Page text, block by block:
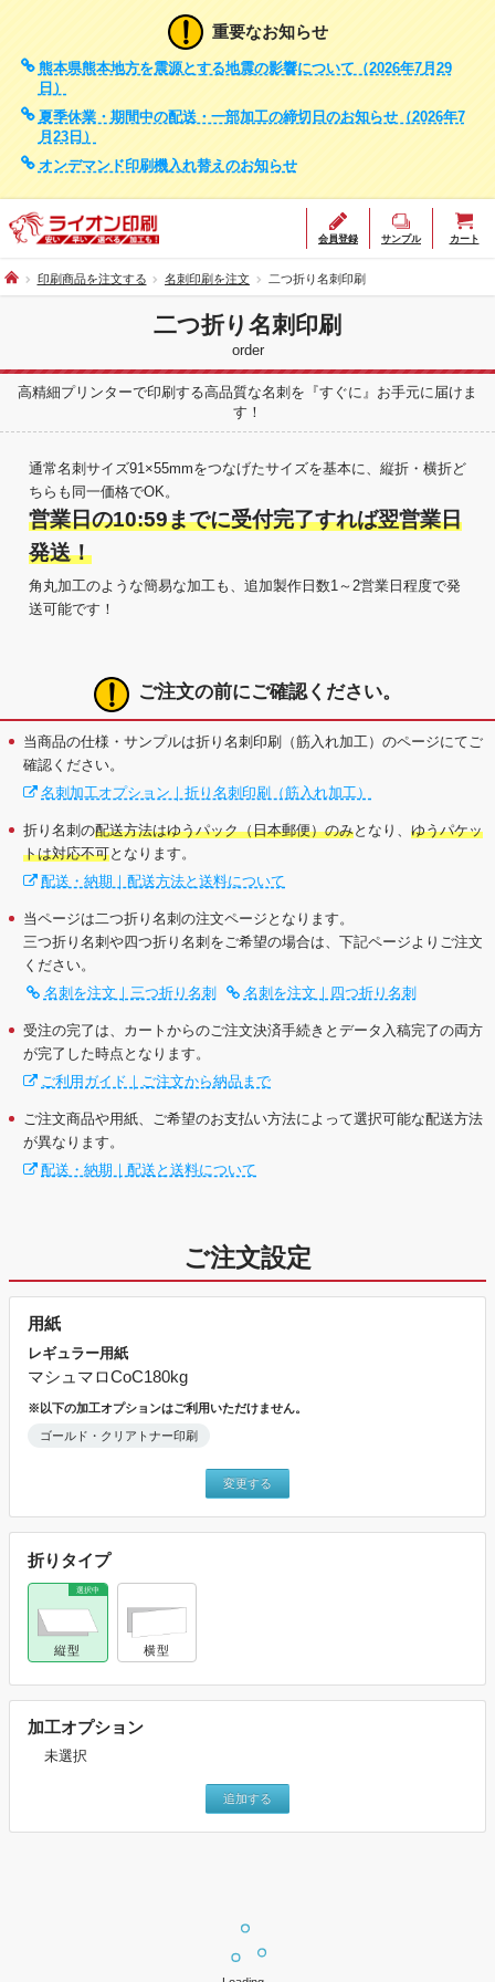
重要なお知らせ
熊本県熊本地方を震源とする地震の影響について（2026年7月29
日）
夏季休業・期間中の配送・一部加工の締切日のお知らせ（2026年7
月23日）
オンデマンド印刷機入れ替えのお知らせ
会員登録 サンプル カート
印刷商品を注文する 名刺印刷を注文 二つ折り名刺印刷
二つ折り名刺印刷
order
高精細プリンターで印刷する高品質な名刺を『すぐに』お手元に届けま
す！
通常名刺サイズ91×55mmをつなげたサイズを基本に、縦折・横折ど
ちらも同一価格でOK。
営業日の10:59までに受付完了すれば翌営業日
発送！
角丸加工のような簡易な加工も、追加製作日数1～2営業日程度で発
送可能です！
ご注文の前にご確認ください。
当商品の仕様・サンプルは折り名刺印刷（筋入れ加工）のページにてご
確認ください。
名刺加工オプション｜折り名刺印刷（筋入れ加工）
折り名刺の配送方法はゆうパック（日本郵便）のみとなり、 ゆうパケッ
トは対応不可となります。
配送・納期｜配送方法と送料について
当ページは二つ折り名刺の注文ページとなります。
三つ折り名刺や四つ折り名刺をご希望の場合は、下記ページよりご注文
ください。
名刺を注文｜三つ折り名刺
名刺を注文｜四つ折り名刺
受注の完了は、カートからのご注文決済手続きとデータ入稿完了の両方
が完了した時点となります。
ご利用ガイド｜ご注文から納品まで
ご注文商品や用紙、ご希望のお支払い方法によって選択可能な配送方法
が異なります。
配送・納期｜配送と送料について
ご注文設定
用紙
レギュラー用紙
マシュマロCoC180kg
※以下の加工オプションはご利用いただけません。
ゴールド・クリアトナー印刷
変更する
折りタイプ
縦型 横型
加工オプション
未選択
追加する